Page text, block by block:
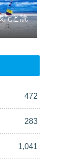
記と読
472
283
1,041